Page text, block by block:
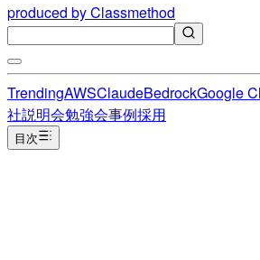
produced by Classmethod
TrendingAWSClaudeBedrockGoogle
社説明会勉強会事例採用
目次